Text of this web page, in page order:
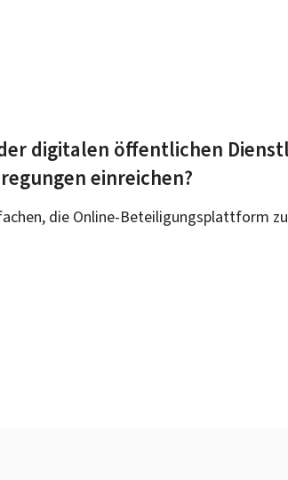
digitalen öffentlichen
einreichen?
die Online-Beteiligungsplattform